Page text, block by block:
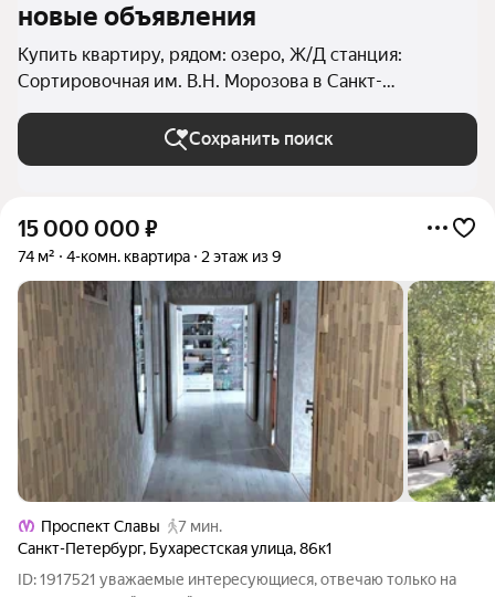
новые объявления
Купить квартиру, рядом: озеро, Ж/Д станция:
Сортировочная им. В.Н. Морозова в Санкт-
Петербурге и ЛО
Сохранить поиск
15 000 000 ₽
74 м² 4-комн. квартира 2 этаж из 9
Проспект Славы
7 мин.
Санкт-Петербург, Бухарестская улица,86к1
ID: 1917521 уважаемые интересующиеся, отвечаю только на